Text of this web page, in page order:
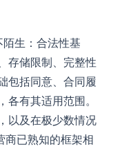
生：合法性基
存储限制、完整性
包括同意、合同履
有其适用范围。
以及在极少数情况
已熟知的框架相